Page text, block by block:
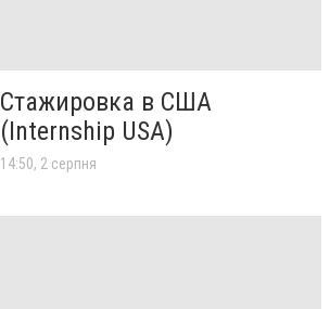
Стажировка в США
(Internship USA)
14:50, 2 серпня